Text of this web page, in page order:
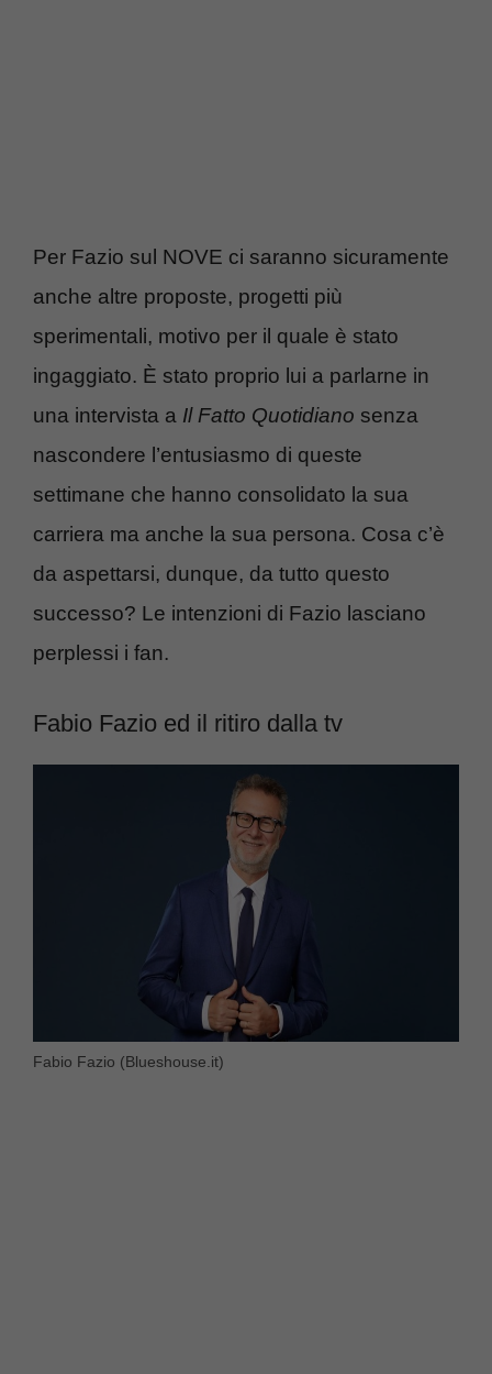
Per Fazio sul NOVE ci saranno sicuramente
anche altre proposte, progetti più
sperimentali, motivo per il quale è stato
ingaggiato. È stato proprio lui a parlarne in
una intervista a Il Fatto Quotidiano senza
nascondere l’entusiasmo di queste
settimane che hanno consolidato la sua
carriera ma anche la sua persona. Cosa c’è
da aspettarsi, dunque, da tutto questo
successo? Le intenzioni di Fazio lasciano
perplessi i fan.
Fabio Fazio ed il ritiro dalla tv
Fabio Fazio (Blueshouse.it)